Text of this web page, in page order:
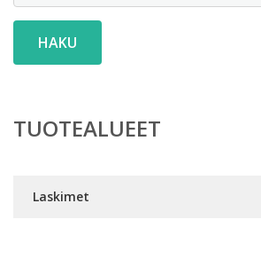
HAKU
TUOTEALUEET
Laskimet